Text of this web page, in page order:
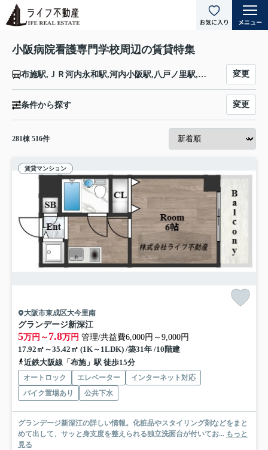
小阪病院看護専門学校周辺の賃貸特集
布施駅,ＪＲ河内永和駅,河内小阪駅,八戸ノ里駅,ＪＲ俊徳道駅,高井田中央駅 変更
条件から探す 変更
281棟 516件
賃貸マンション
大阪市東成区大今里南
グランデージ新深江
5万円～ 7.8万円 管理/共益費6,000円～9,000円
17.92㎡～35.42㎡ (1K～1LDK) /築31年 /10階建
近鉄大阪線「布施」駅 徒歩15分
オートロック エレベーター
インターネット対応
バイク置場あり
公共下水
グランデージ新深江の詳しい情報。化粧品やスタイリング剤などをまと
めて出して、サッと身支度を整えられる独立洗面台が付いてお... もっと
見る